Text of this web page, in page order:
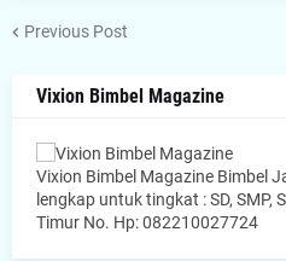
Previous Post
Vixion Bimbel Magazine
Vixion Bimbel Magazine Bimbel
lengkap untuk tingkat : SD, SMP,
Timur No. Hp: 082210027724